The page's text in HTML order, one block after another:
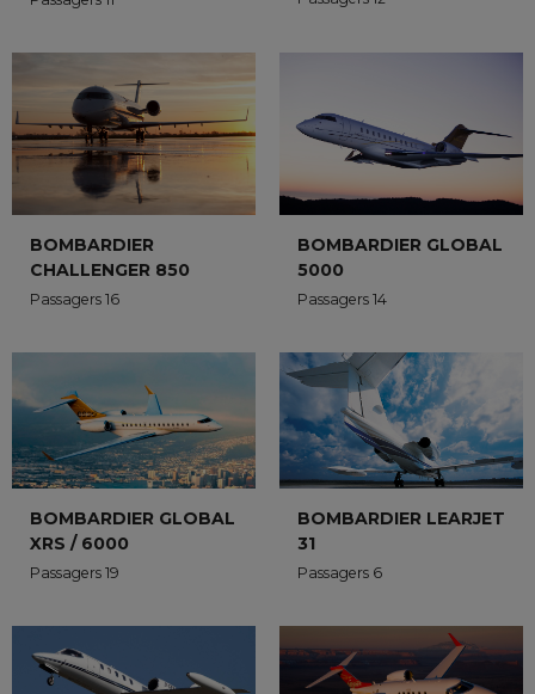
BOMBARDIER
CHALLENGER 850
Passagers 16
BOMBARDIER GLOBAL
5000
Passagers 14
BOMBARDIER GLOBAL
XRS / 6000
Passagers 19
BOMBARDIER LEARJET
31
Passagers 6